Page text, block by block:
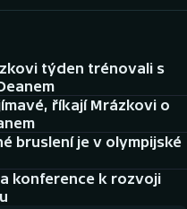
týden trénovali s
říkají Mrázkovi o
bruslení je v olympijské
konference k rozvoji